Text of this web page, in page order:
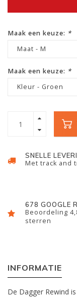
Maak een keuze: *
Maat - M
Maak een keuze: *
Kleur - Groen
SNELLE
Met track and
678 GOOGLE
Beoordeling
sterren
INFORMATIE
De Dagger Rewind